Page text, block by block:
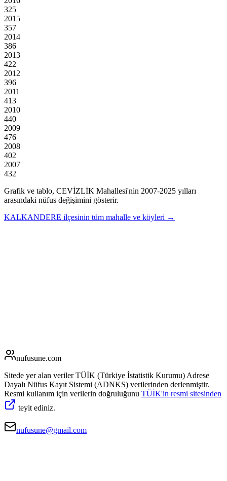
325
2015
357
2014
386
2013
422
2012
396
2011
413
2010
440
2009
476
2008
402
2007
432
Grafik ve tablo, CEVİZLİK Mahallesi'nin 2007-2025 yılları
arasındaki nüfus değişimini gösterir.
KALKANDERE ilçesinin tüm mahalle ve köyleri →
nufusune.com
Sitede yer alan veriler TÜİK (Türkiye İstatistik Kurumu) Adrese
Dayalı Nüfus Kayıt Sistemi (ADNKS) verilerinden derlenmiştir.
Resmi kullanım için verilerin doğruluğunu TÜİK'in resmi sitesinden
teyit ediniz.
nufusune@gmail.com